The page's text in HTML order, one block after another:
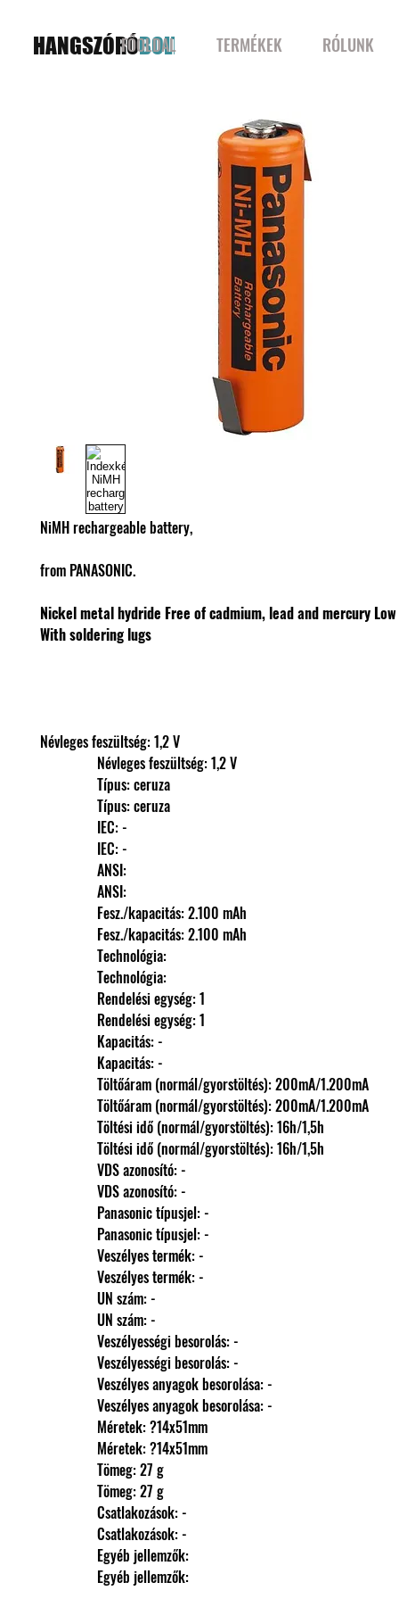
HANGSZÓRÓBOLT
FŐOLDAL TERMÉKEK RÓLUNK
NiMH rechargeable battery,
from PANASONIC.
Nickel metal hydride Free of cadmium, lead and mercury
With soldering lugs
Névleges feszültség: 1,2 V
                Névleges feszültség: 1,2 V
                Típus: ceruza
                Típus: ceruza
                IEC: -
                IEC: -
                ANSI:
                ANSI:
                Fesz./kapacitás: 2.100 mAh
                Fesz./kapacitás: 2.100 mAh
                Technológia:
                Technológia:
                Rendelési egység: 1
                Rendelési egység: 1
                Kapacitás: -
                Kapacitás: -
                Töltőáram (normál/gyorstöltés): 200mA/1.200mA
                Töltőáram (normál/gyorstöltés): 200mA/1.200mA
                Töltési idő (normál/gyorstöltés): 16h/1,5h
                Töltési idő (normál/gyorstöltés): 16h/1,5h
                VDS azonosító: -
                VDS azonosító: -
                Panasonic típusjel: -
                Panasonic típusjel: -
                Veszélyes termék: -
                Veszélyes termék: -
                UN szám: -
                UN szám: -
                Veszélyességi besorolás: -
                Veszélyességi besorolás: -
                Veszélyes anyagok besorolása: -
                Veszélyes anyagok besorolása: -
                Méretek: ?14x51mm
                Méretek: ?14x51mm
                Tömeg: 27 g
                Tömeg: 27 g
                Csatlakozások: -
                Csatlakozások: -
                Egyéb jellemzők:
                Egyéb jellemzők: